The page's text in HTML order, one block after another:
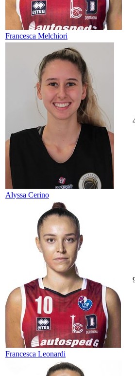
Francesca Melchiori
Alyssa Cerino
Francesca Leonardi